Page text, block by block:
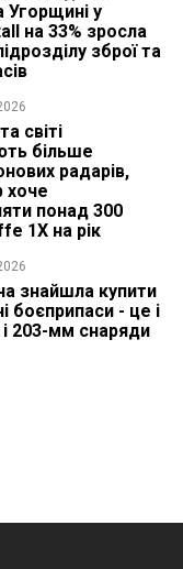
Угорщині у
на 33% зросла
зброї та
світі
більше
радарів,
хоче
понад 300
1X на рік
знайшла купити
боєприпаси - це і
і 203-мм снаряди